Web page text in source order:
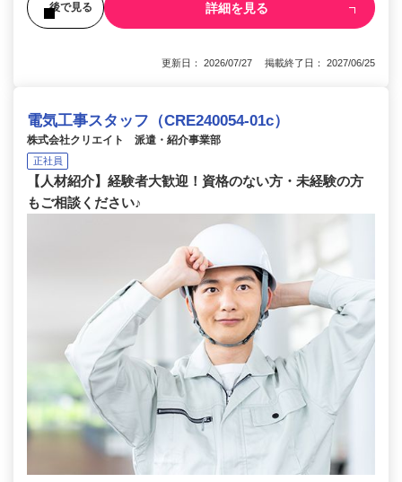
後で見る 詳細を見る
更新日： 2026/07/27 掲載終了日： 2027/06/25
電気工事スタッフ（CRE240054-01c）
株式会社クリエイト 派遣・紹介事業部
正社員
【人材紹介】経験者大歓迎！資格のない方・未経験の方
もご相談ください♪